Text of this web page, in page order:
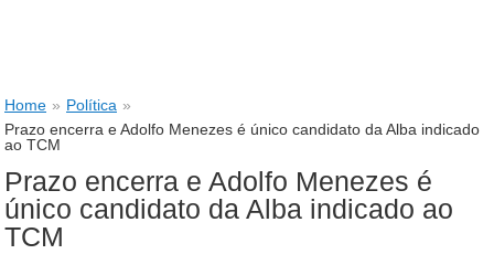
Home » Política »
Prazo encerra e Adolfo Menezes é único candidato da Alba indicado
ao TCM
Prazo encerra e Adolfo Menezes é
único candidato da Alba indicado ao
TCM